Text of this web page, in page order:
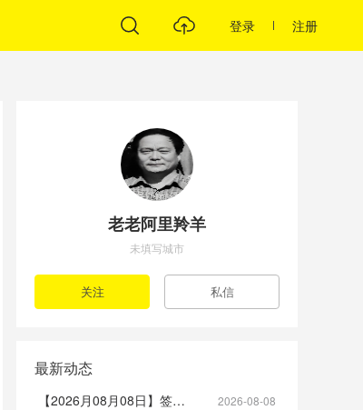
登录 注册
老老阿里羚羊
未填写城市
最新动态
2026-08-08
【2026月08月08日】签到帖